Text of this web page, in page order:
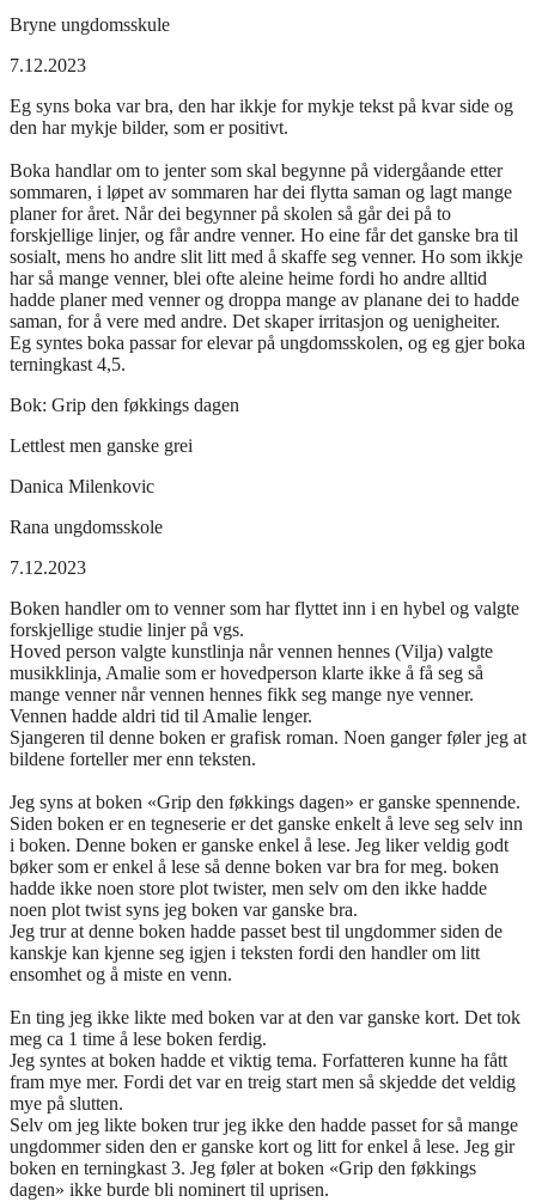
Bryne ungdomsskule
7.12.2023
Eg syns boka var bra, den har ikkje for mykje tekst på kvar side og
den har mykje bilder, som er positivt.
Boka handlar om to jenter som skal begynne på vidergåande etter
sommaren, i løpet av sommaren har dei flytta saman og lagt mange
planer for året. Når dei begynner på skolen så går dei på to
forskjellige linjer, og får andre venner. Ho eine får det ganske bra til
sosialt, mens ho andre slit litt med å skaffe seg venner. Ho som ikkje
har så mange venner, blei ofte aleine heime fordi ho andre alltid
hadde planer med venner og droppa mange av planane dei to hadde
saman, for å vere med andre. Det skaper irritasjon og uenigheiter.
Eg syntes boka passar for elevar på ungdomsskolen, og eg gjer boka
terningkast 4,5.
Bok: Grip den føkkings dagen
Lettlest men ganske grei
Danica Milenkovic
Rana ungdomsskole
7.12.2023
Boken handler om to venner som har flyttet inn i en hybel og valgte
forskjellige studie linjer på vgs.
Hoved person valgte kunstlinja når vennen hennes (Vilja) valgte
musikklinja, Amalie som er hovedperson klarte ikke å få seg så
mange venner når vennen hennes fikk seg mange nye venner.
Vennen hadde aldri tid til Amalie lenger.
Sjangeren til denne boken er grafisk roman. Noen ganger føler jeg at
bildene forteller mer enn teksten.
Jeg syns at boken «Grip den føkkings dagen» er ganske spennende.
Siden boken er en tegneserie er det ganske enkelt å leve seg selv inn
i boken. Denne boken er ganske enkel å lese. Jeg liker veldig godt
bøker som er enkel å lese så denne boken var bra for meg. boken
hadde ikke noen store plot twister, men selv om den ikke hadde
noen plot twist syns jeg boken var ganske bra.
Jeg trur at denne boken hadde passet best til ungdommer siden de
kanskje kan kjenne seg igjen i teksten fordi den handler om litt
ensomhet og å miste en venn.
En ting jeg ikke likte med boken var at den var ganske kort. Det tok
meg ca 1 time å lese boken ferdig.
Jeg syntes at boken hadde et viktig tema. Forfatteren kunne ha fått
fram mye mer. Fordi det var en treig start men så skjedde det veldig
mye på slutten.
Selv om jeg likte boken trur jeg ikke den hadde passet for så mange
ungdommer siden den er ganske kort og litt for enkel å lese. Jeg gir
boken en terningkast 3. Jeg føler at boken «Grip den føkkings
dagen» ikke burde bli nominert til uprisen.